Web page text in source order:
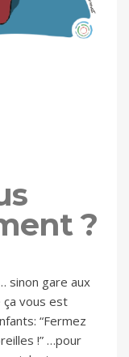
?
sinon gare aux
ça vous est
“Fermez
!” …pour